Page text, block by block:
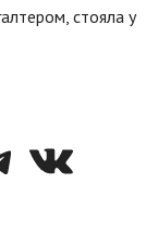
стояла у
VK